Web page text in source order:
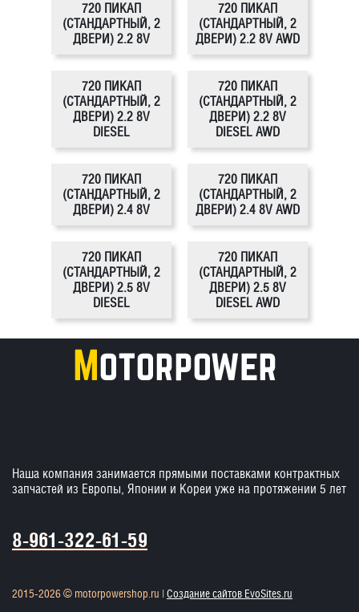
720 ПИКАП
(СТАНДАРТНЫЙ, 2
ДВЕРИ) 2.2 8V
720 ПИКАП
(СТАНДАРТНЫЙ, 2
ДВЕРИ) 2.2 8V AWD
720 ПИКАП
(СТАНДАРТНЫЙ, 2
ДВЕРИ) 2.2 8V
DIESEL
720 ПИКАП
(СТАНДАРТНЫЙ, 2
ДВЕРИ) 2.2 8V
DIESEL AWD
720 ПИКАП
(СТАНДАРТНЫЙ, 2
ДВЕРИ) 2.4 8V
720 ПИКАП
(СТАНДАРТНЫЙ, 2
ДВЕРИ) 2.4 8V AWD
720 ПИКАП
(СТАНДАРТНЫЙ, 2
ДВЕРИ) 2.5 8V
DIESEL
720 ПИКАП
(СТАНДАРТНЫЙ, 2
ДВЕРИ) 2.5 8V
DIESEL AWD
Наша компания занимается прямыми поставками контрактных
запчастей из Европы, Японии и Кореи уже на протяжении 5 лет
8-961-322-61-59
2015-2026 © motorpowershop.ru |Создание сайтов EvoSites.ru